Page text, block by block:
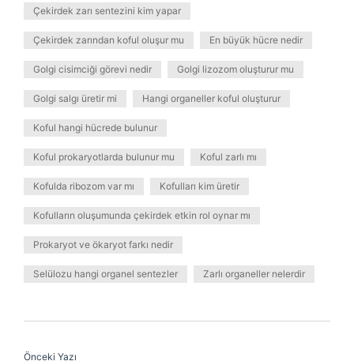
Çekirdek zarı sentezini kim yapar
Çekirdek zarından koful oluşur mu En büyük hücre nedir
Golgi cisimciği görevi nedir Golgi lizozom oluşturur mu
Golgi salgı üretir mi Hangi organeller koful oluşturur
Koful hangi hücrede bulunur
Koful prokaryotlarda bulunur mu Koful zarlı mı
Kofulda ribozom var mı Kofulları kim üretir
Kofulların oluşumunda çekirdek etkin rol oynar mı
Prokaryot ve ökaryot farkı nedir
Selülozu hangi organel sentezler Zarlı organeller nelerdir
Önceki Yazı